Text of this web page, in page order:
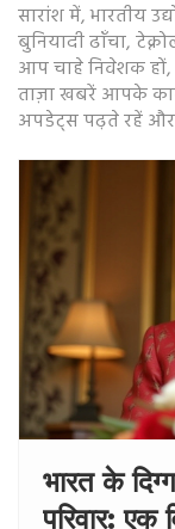
सारांश में, भारतीय
बुनियादी ढाँचा,
आप चाहे निवेशक हों,
ताज़ा खबरें आपके
अपडेट्स पढ़ते रहें
भारत के
परिवार: